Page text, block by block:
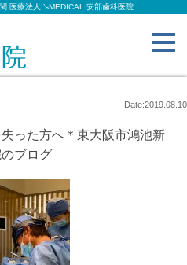
医療法人I’sMEDICAL 安部歯科医院
Date:2019.08.10
った方へ＊東大阪市鴻池新
ブログ